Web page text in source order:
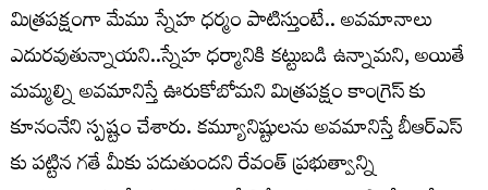
మిత్రపక్షంగా మేము స్నేహ ధర్మం పాటిస్తుంటే.. అవమానాలు
ఎదురవుతున్నాయని..స్నేహ ధర్మానికి కట్టుబడి ఉన్నామని, అయితే
మమ్మల్ని అవమానిస్తే ఊరుకోబోమని మిత్రపక్షం కాంగ్రెస్ కు
కూనంనేని స్పష్టం చేశారు. కమ్యూనిష్టులను అవమానిస్తే బీఆర్ఎస్
కు పట్టిన గతే మీకు పడుతుందని రేవంత్ ప్రభుత్వాన్ని